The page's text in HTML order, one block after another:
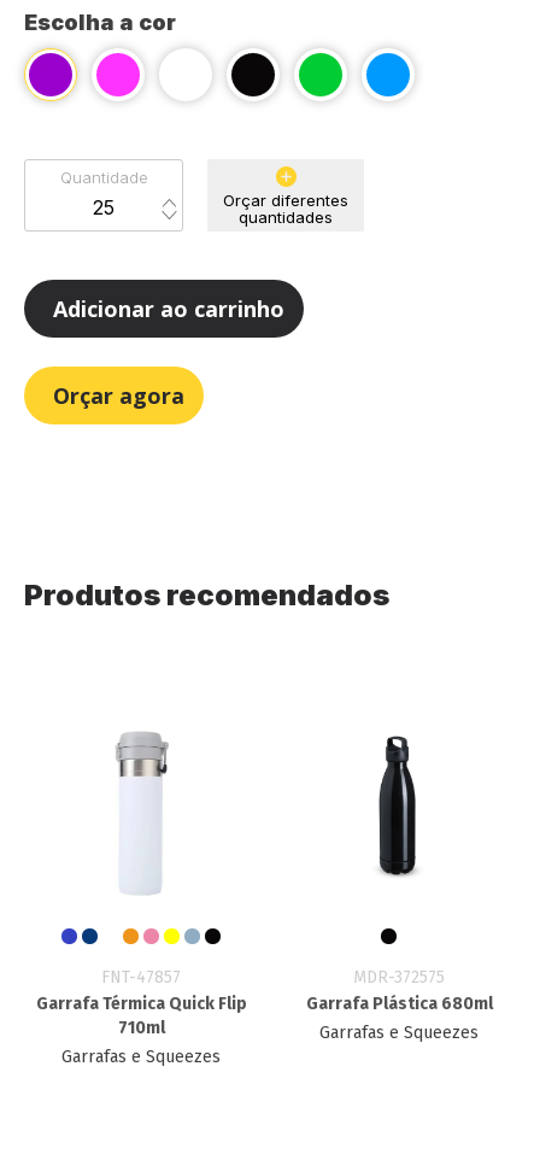
Escolha a cor
Quantidade
Orçar diferentes
quantidades
Adicionar ao carrinho
Orçar agora
Produtos recomendados
FNT-47857
Garrafa Térmica Quick Flip
710ml
Garrafas e Squeezes
MDR-372575
Garrafa Plástica 680ml
Garrafas e Squeezes